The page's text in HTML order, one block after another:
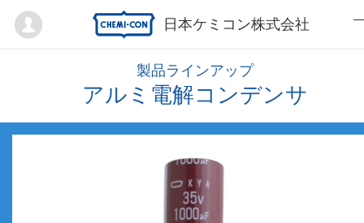
日本ケミコン株式会社
Mypage
製品ラインアップ
アルミ電解コンデンサ